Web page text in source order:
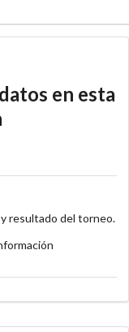
en esta
resultado del torneo.